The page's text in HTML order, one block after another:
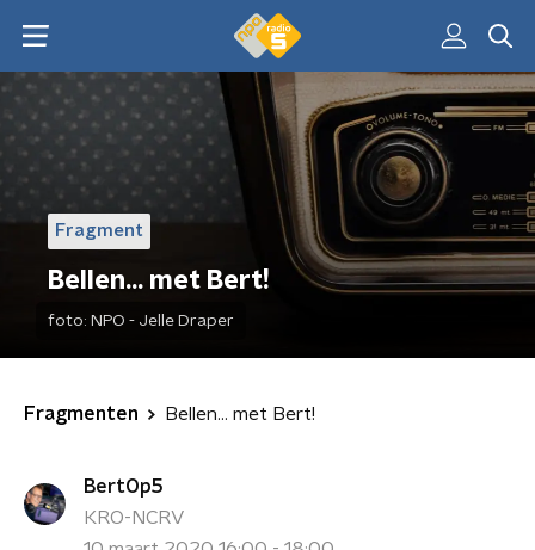
Fragment
Bellen... met Bert!
foto: NPO - Jelle Draper
Fragmenten Bellen... met Bert!
BertOp5
KRO-NCRV